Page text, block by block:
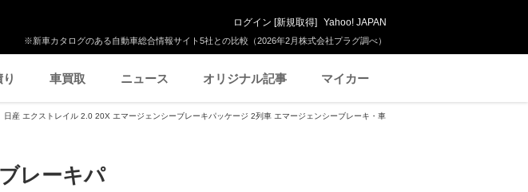
※新車カタログのある自動車総合情報サイト5社との比較（2026年2月株式会社プラグ調べ）
ログイン [新規取得] Yahoo! JAPAN
車買取 ニュース オリジナル記事 マイカー
日産 エクストレイル 2.0 20X エマージェンシーブレーキパッケージ 2列車 エマージェンシーブレーキ・車
レーキパ